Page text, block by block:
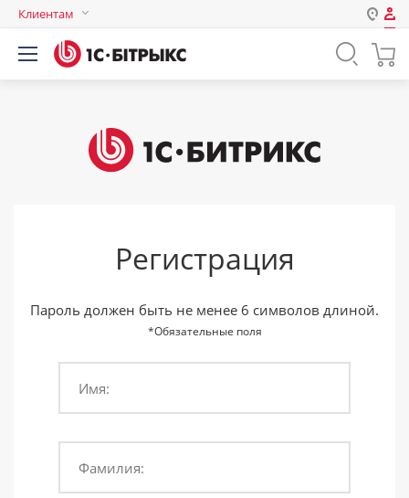
Клиентам
Авторизация
Логин
Запомнить меня на этом
компьютере
Забыли свой пароль?
Регистрация
Пароль должен быть не менее 6 символов длиной.
*Обязательные поля
Имя:
Фамилия: